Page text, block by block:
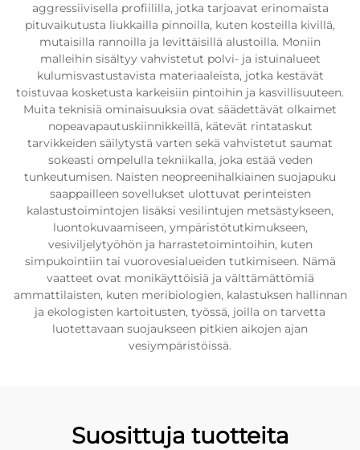
aggressiivisella profiililla, jotka tarjoavat erinomaista
pituvaikutusta liukkailla pinnoilla, kuten kosteilla kivillä,
mutaisilla rannoilla ja levittäisillä alustoilla. Moniin
malleihin sisältyy vahvistetut polvi- ja istuinalueet
kulumisvastustavista materiaaleista, jotka kestävät
toistuvaa kosketusta karkeisiin pintoihin ja kasvillisuuteen.
Muita teknisiä ominaisuuksia ovat säädettävät olkaimet
nopeavapautuskiinnikkeillä, kätevät rintataskut
tarvikkeiden säilytystä varten sekä vahvistetut saumat
sokeasti ompelulla tekniikalla, joka estää veden
tunkeutumisen. Naisten neopreenihalkiainen suojapuku
saappailleen sovellukset ulottuvat perinteisten
kalastustoimintojen lisäksi vesilintujen metsästykseen,
luontokuvaamiseen, ympäristötutkimukseen,
vesiviljelytyöhön ja harrastetoimintoihin, kuten
simpukointiin tai vuorovesialueiden tutkimiseen. Nämä
vaatteet ovat monikäyttöisiä ja välttämättömiä
ammattilaisten, kuten meribiologien, kalastuksen hallinnan
ja ekologisten kartoitusten, työssä, joilla on tarvetta
luotettavaan suojaukseen pitkien aikojen ajan
vesiympäristöissä.
Suosittuja tuotteita